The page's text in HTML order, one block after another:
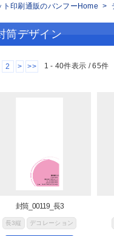
ト印刷通販のバンフーHome
筒デザイン
2 > >> 1 - 40件表示 /65件
封筒_00119_長3
長3縦 デコレーション